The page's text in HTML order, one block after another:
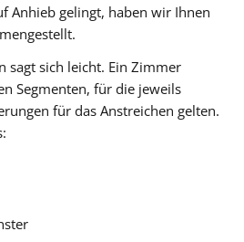
Anhieb gelingt, haben wir Ihnen
sagt sich leicht. Ein Zimmer
Segmenten, für die jeweils
für das Anstreichen gelten.